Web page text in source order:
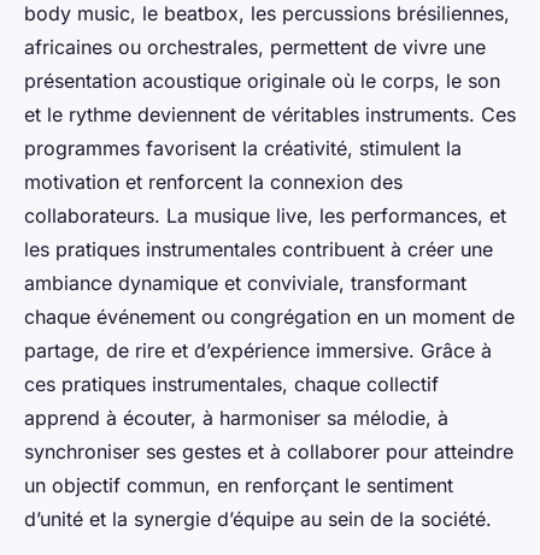
body music, le beatbox, les percussions brésiliennes,
africaines ou orchestrales, permettent de vivre une
présentation acoustique originale où le corps, le son
et le rythme deviennent de véritables instruments. Ces
programmes favorisent la créativité, stimulent la
motivation et renforcent la connexion des
collaborateurs. La musique live, les performances, et
les pratiques instrumentales contribuent à créer une
ambiance dynamique et conviviale, transformant
chaque événement ou congrégation en un moment de
partage, de rire et d’expérience immersive. Grâce à
ces pratiques instrumentales, chaque collectif
apprend à écouter, à harmoniser sa mélodie, à
synchroniser ses gestes et à collaborer pour atteindre
un objectif commun, en renforçant le sentiment
d’unité et la synergie d’équipe au sein de la société.